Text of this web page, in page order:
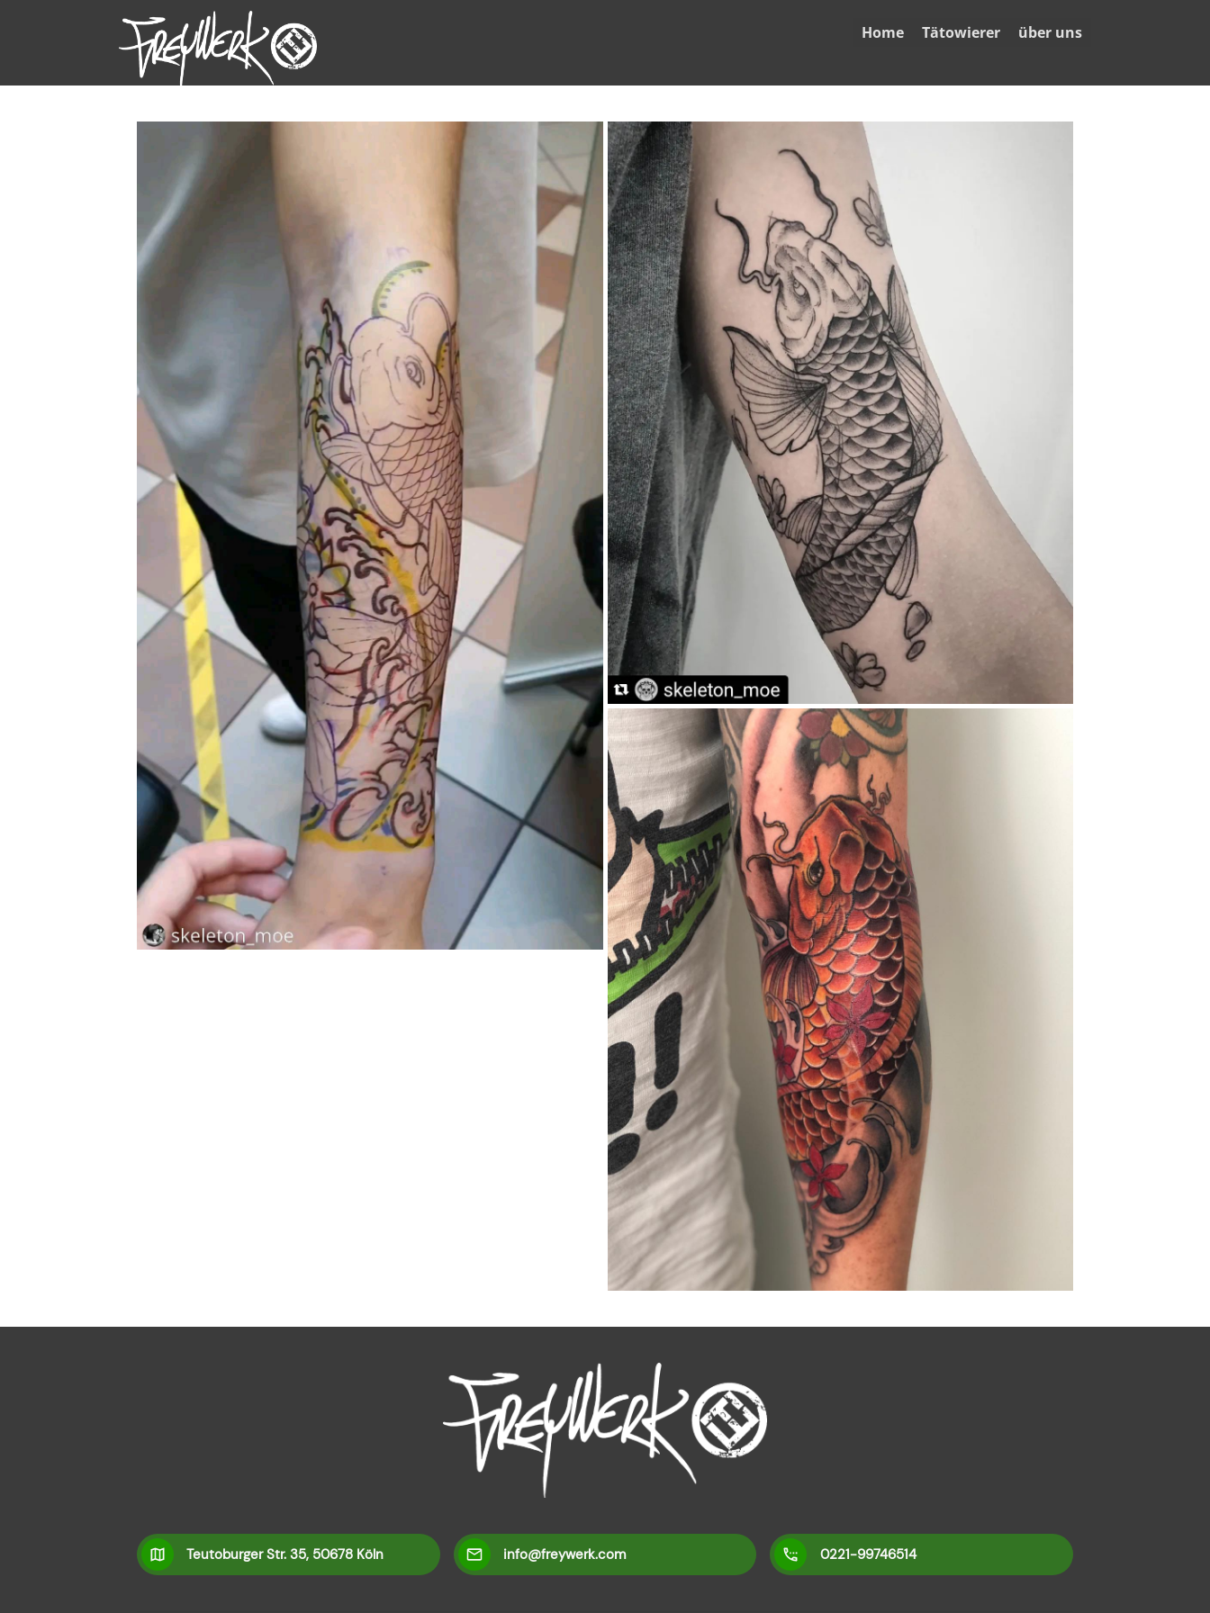
Home Tätowierer über uns
Teutoburger Str. 35, 50678 Köln info@freywerk.com 0221-99746514